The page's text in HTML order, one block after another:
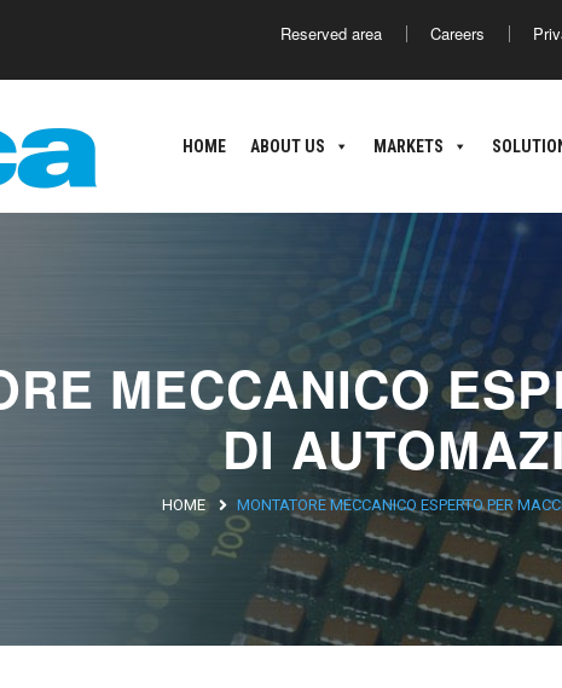
America
Reserved area Careers
HOME ABOUT US MARKETS
MECCANICO
DI
HOME MONTATORE MECCANICO ESPERTO PER